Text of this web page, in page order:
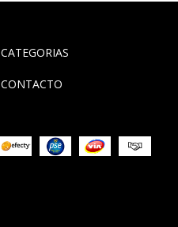
CATEGORIAS
CONTACTO